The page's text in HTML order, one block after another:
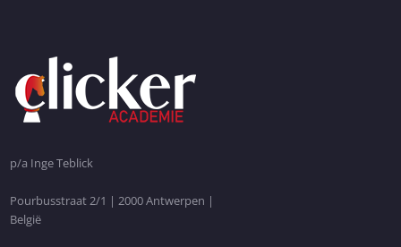
p/a Inge Teblick
Pourbusstraat 2/1 | 2000 Antwerpen |
België